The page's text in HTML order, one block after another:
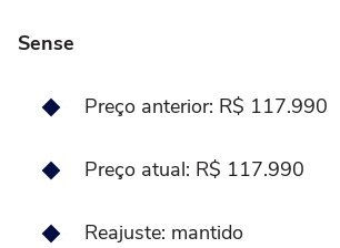
Sense
Preço anterior: R$ 117.990
Preço atual: R$ 117.990
Reajuste: mantido